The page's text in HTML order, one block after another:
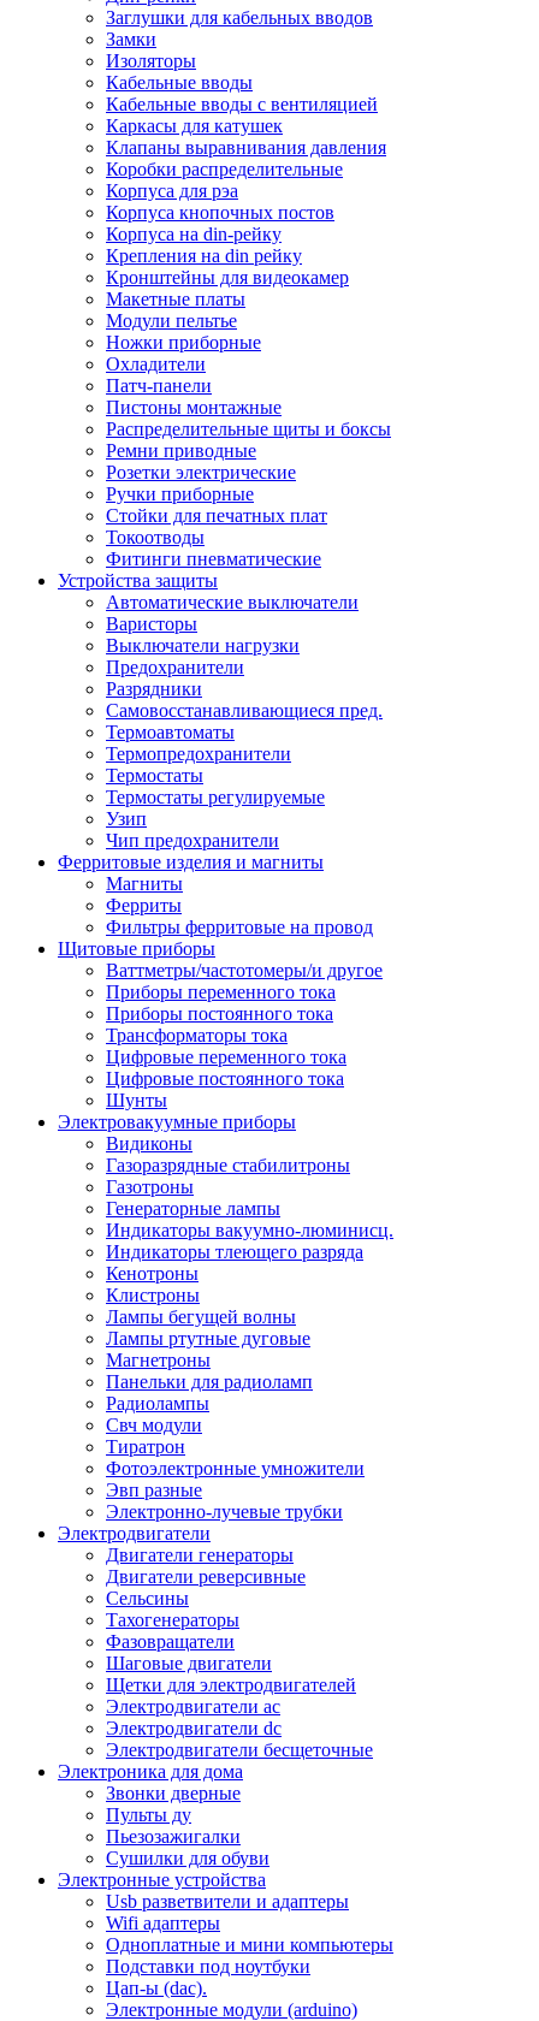
Заглушки для кабельных вводов
Замки
Изоляторы
Кабельные вводы
Кабельные вводы с вентиляцией
Каркасы для катушек
Клапаны выравнивания давления
Коробки распределительные
Корпуса для рэа
Корпуса кнопочных постов
Корпуса на din-рейку
Крепления на din рейку
Кронштейны для видеокамер
Макетные платы
Модули пельтье
Ножки приборные
Охладители
Патч-панели
Пистоны монтажные
Распределительные щиты и боксы
Ремни приводные
Розетки электрические
Ручки приборные
Стойки для печатных плат
Токоотводы
Фитинги пневматические
Устройства защиты
Автоматические выключатели
Варисторы
Выключатели нагрузки
Предохранители
Разрядники
Самовосстанавливающиеся пред.
Термоавтоматы
Термопредохранители
Термостаты
Термостаты регулируемые
Узип
Чип предохранители
Ферритовые изделия и магниты
Магниты
Ферриты
Фильтры ферритовые на провод
Щитовые приборы
Ваттметры/частотомеры/и другое
Приборы переменного тока
Приборы постоянного тока
Трансформаторы тока
Цифровые переменного тока
Цифровые постоянного тока
Шунты
Электровакуумные приборы
Видиконы
Газоразрядные стабилитроны
Газотроны
Генераторные лампы
Индикаторы вакуумно-люминисц.
Индикаторы тлеющего разряда
Кенотроны
Клистроны
Лампы бегущей волны
Лампы ртутные дуговые
Магнетроны
Панельки для радиоламп
Радиолампы
Свч модули
Тиратрон
Фотоэлектронные умножители
Эвп разные
Электронно-лучевые трубки
Электродвигатели
Двигатели генераторы
Двигатели реверсивные
Сельсины
Тахогенераторы
Фазовращатели
Шаговые двигатели
Щетки для электродвигателей
Электродвигатели ac
Электродвигатели dc
Электродвигатели бесщеточные
Электроника для дома
Звонки дверные
Пульты ду
Пьезозажигалки
Сушилки для обуви
Электронные устройства
Usb разветвители и адаптеры
Wifi адаптеры
Одноплатные и мини компьютеры
Подставки под ноутбуки
Цап-ы (dac).
Электронные модули (arduino)